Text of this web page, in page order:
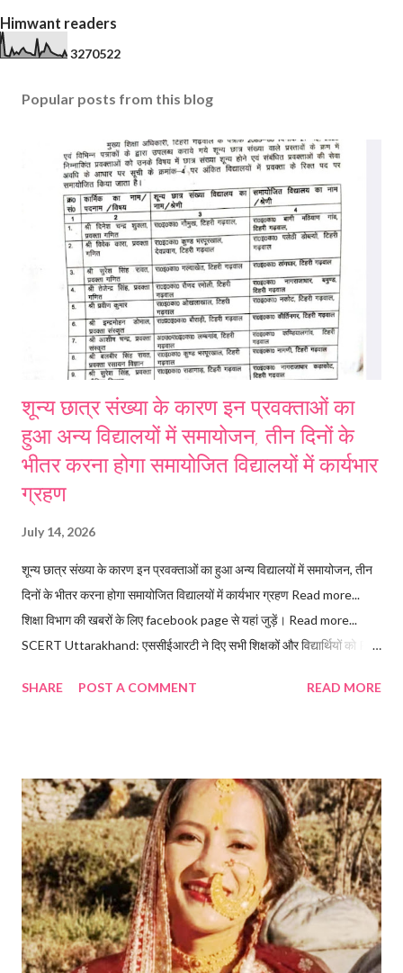
Himwant readers
3270522
Popular posts from this blog
शून्य छात्र संख्या के कारण इन प्रवक्ताओं का
हुआ अन्य विद्यालयों में समायोजन, तीन दिनों के
भीतर करना होगा समायोजित विद्यालयों में कार्यभार
ग्रहण
July 14, 2026
शून्य छात्र संख्या के कारण इन प्रवक्ताओं का हुआ अन्य विद्यालयों में समायोजन, तीन
दिनों के भीतर करना होगा समायोजित विद्यालयों में कार्यभार ग्रहण Read more...
शिक्षा विभाग की खबरों के लिए facebook page से यहां जुड़ें। Read more...
SCERT Uttarakhand: एससीईआरटी ने दिए सभी शिक्षकों और विद्यार्थियों को PM
Uttarakhand GK channel on WhatsApp:
SHARE POST A COMMENT READ MORE